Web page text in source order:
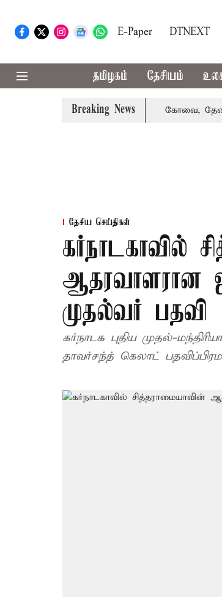
E-Paper DTNEXT
தமிழகம் தேசியம்
Breaking News
வாபஸ் பெற்றார் சங்கீதா கோவை,
தேசிய செய்திகள்
கர்நாடகாவில்
ஆதரவாளரான
முதல்வர் பதவி
கர்நாடக புதிய முதல்-
தாவர்சந்த் கெலாட்